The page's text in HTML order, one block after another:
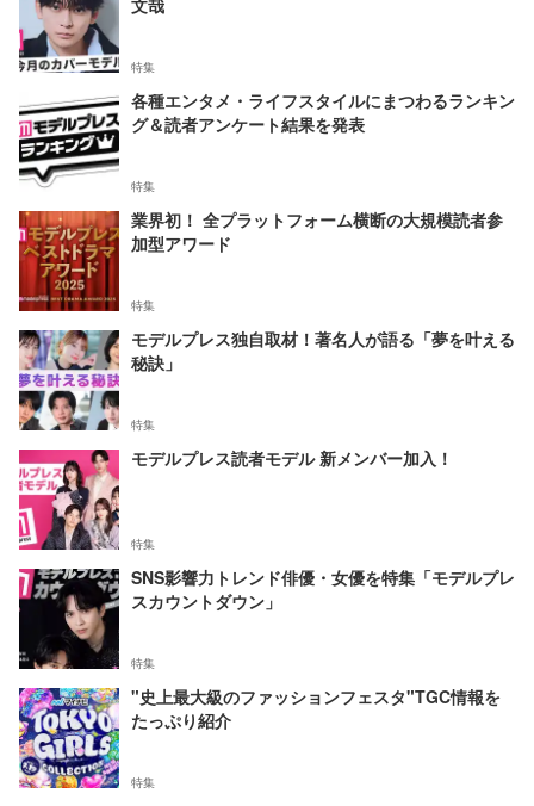
文哉
特集
各種エンタメ・ライフスタイルにまつわるランキン
グ＆読者アンケート結果を発表
特集
業界初！ 全プラットフォーム横断の大規模読者参
加型アワード
特集
モデルプレス独自取材！著名人が語る「夢を叶える
秘訣」
特集
モデルプレス読者モデル 新メンバー加入！
特集
SNS影響力トレンド俳優・女優を特集「モデルプレ
スカウントダウン」
特集
"史上最大級のファッションフェスタ"TGC情報を
たっぷり紹介
特集